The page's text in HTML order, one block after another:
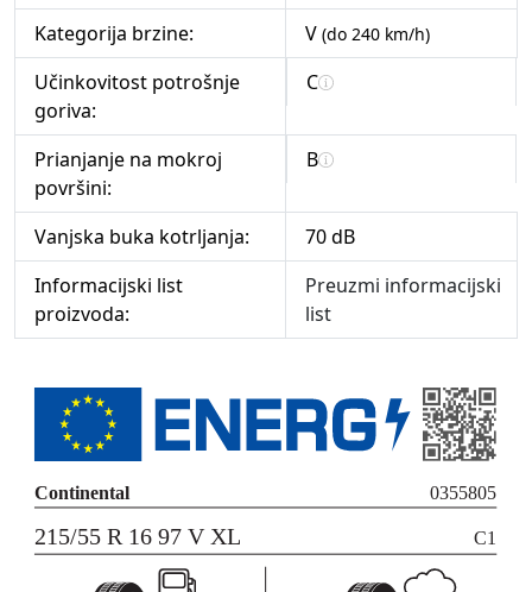
Kategorija brzine: V (do 240 km/h)
Učinkovitost potrošnje
goriva:
C
Prianjanje na mokroj
površini:
B
Vanjska buka kotrljanja:
70 dB
Informacijski list
proizvoda:
Preuzmi informacijski
list